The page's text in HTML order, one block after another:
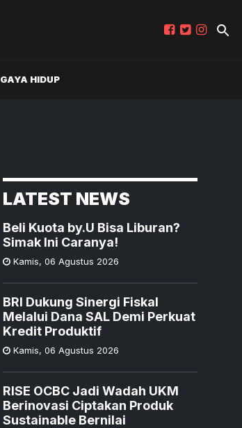
GAYA HIDUP
LATEST NEWS
Beli Kuota by.U Bisa Liburan?
Simak Ini Caranya!
Kamis, 06 Agustus 2026
BRI Dukung Sinergi Fiskal
Melalui Dana SAL Demi Perkuat
Kredit Produktif
Kamis, 06 Agustus 2026
RISE OCBC Jadi Wadah UKM
Berinovasi Ciptakan Produk
Sustainable Bernilai